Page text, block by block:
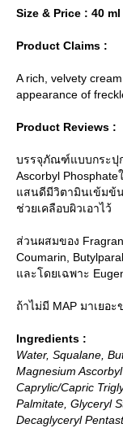
Size & Price : 40
Product Claims :
A rich, velvety
appearance of
Product Reviews :
บรรจุภัณฑ์แบบกระปุ
Ascorbyl
สนดีมีวิตามินเข้มข้น
ช่วยเคลือบผิวเอาไว้
ส่วนผสมของ
Coumarin,
ละโดยเฉพาะ
ถ้าไม่มี MAP มาเยอ
Ingredients :
Water, Squalane,
Magnesium
Caprylic/Capric
Palmitate, Glyceryl
Decaglyceryl